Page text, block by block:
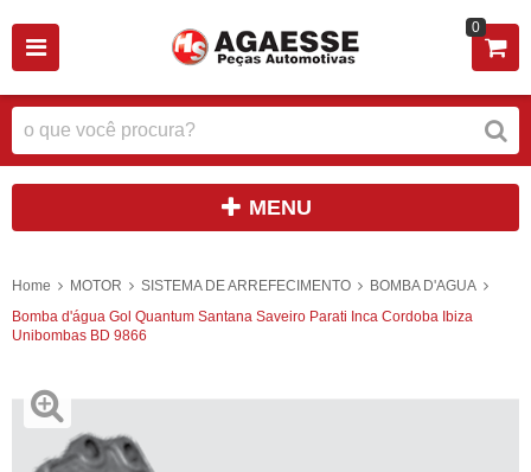
0
MENU
Home MOTOR SISTEMA DE ARREFECIMENTO
BOMBA D'AGUA
Bomba d'água Gol Quantum Santana Saveiro Parati Inca Cordoba Ibiza
Unibombas BD 9866